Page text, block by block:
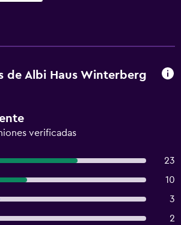
de Albi Haus Winterberg
verificadas
23
10
3
2